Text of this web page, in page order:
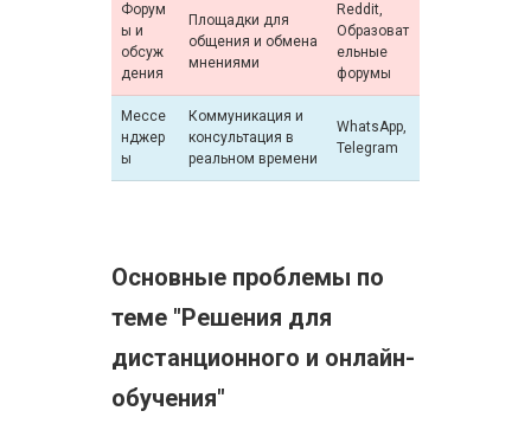
Форум
ы и
обсуж
дения
Площадки для
общения и обмена
мнениями
Reddit,
Образоват
ельные
форумы
Мессе
нджер
ы
Коммуникация и
консультация в
реальном времени
WhatsApp,
Telegram
Основные проблемы по
теме "Решения для
дистанционного и онлайн-
обучения"